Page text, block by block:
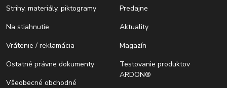
Strihy, materiály, piktogramy
Na stiahnutie
Vrátenie / reklamácia
Ostatné právne dokumenty
Všeobecné obchodné
Predajne
Aktuality
Magazín
Testovanie produktov
ARDON®